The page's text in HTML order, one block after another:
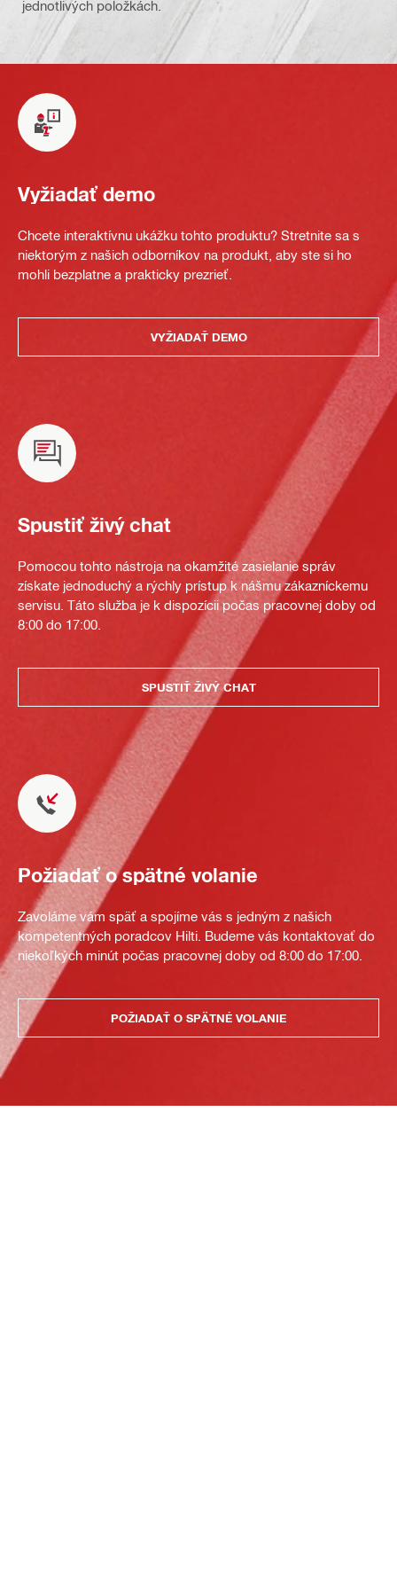
jednotlivých položkách.
Vyžiadať demo
Chcete interaktívnu ukážku tohto produktu? Stretnite sa s
niektorým z našich odborníkov na produkt, aby ste si ho
mohli bezplatne a prakticky prezrieť.
VYŽIADAŤ DEMO
Spustiť živý chat
Pomocou tohto nástroja na okamžité zasielanie správ
získate jednoduchý a rýchly prístup k nášmu zákazníckemu
servisu. Táto služba je k dispozícii počas pracovnej doby od
8:00 do 17:00.
SPUSTIŤ ŽIVÝ CHAT
Požiadať o spätné volanie
Zavoláme vám späť a spojíme vás s jedným z našich
kompetentných poradcov Hilti. Budeme vás kontaktovať do
niekoľkých minút počas pracovnej doby od 8:00 do 17:00.
POŽIADAŤ O SPÄTNÉ VOLANIE